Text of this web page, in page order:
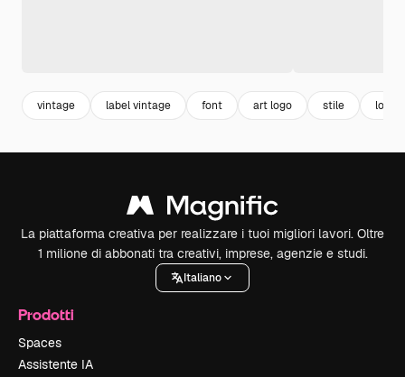
vintage label vintage font art logo stile logo
La piattaforma creativa per realizzare i tuoi migliori lavori. Oltre
1 milione di abbonati tra creativi, imprese, agenzie e studi.
Italiano
Prodotti
Spaces
Assistente IA